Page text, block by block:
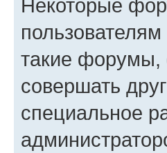
Некоторые
такие форумы,
совершать
специальное